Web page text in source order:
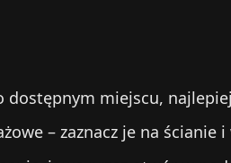
dostępnym miejscu,
– zaznacz je na ścianie